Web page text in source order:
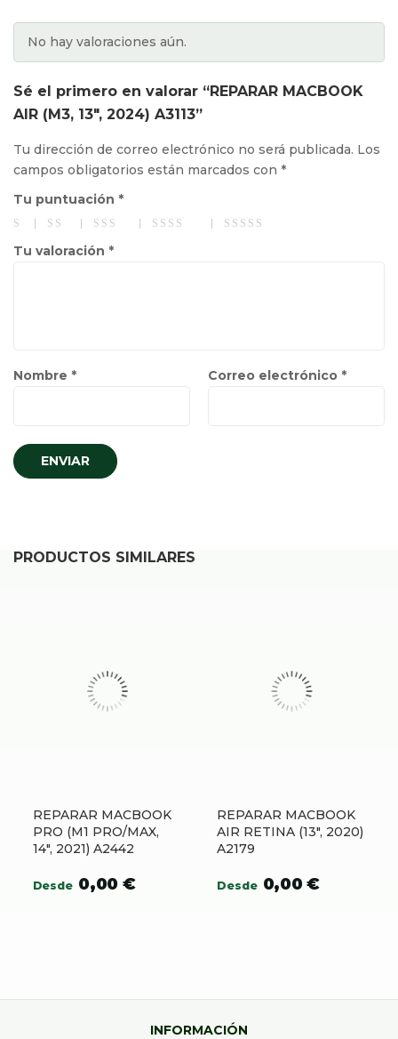
No hay valoraciones aún.
Sé el primero en valorar “REPARAR MACBOOK
AIR (M3, 13″, 2024) A3113”
Tu dirección de correo electrónico no será publicada. Los
campos obligatorios están marcados con *
Tu puntuación *
Tu valoración *
Nombre * Correo electrónico *
PRODUCTOS SIMILARES
REPARAR MACBOOK
PRO (M1 PRO/MAX,
14″, 2021) A2442
Desde 0,00 €
REPARAR MACBOOK
AIR RETINA (13″, 2020)
A2179
Desde 0,00€
INFORMACIÓN